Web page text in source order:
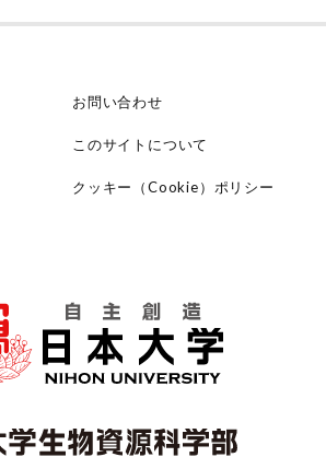
お問い合わせ
このサイトについて
クッキー（Cookie）ポリシー